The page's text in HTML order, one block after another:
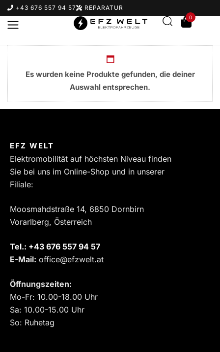
+43 676 557 94 57 REPARATUR
0
Es wurden keine Produkte gefunden, die deiner
Auswahl entsprechen.
EFZ WELT
Elektromobilität auf höchsten Niveau finden
Sie bei uns im Online-Shop und in unserer
Filiale:
Moosmahdstraße 14, 6850 Dornbirn
Vorarlberg, Österreich
Tel.: ‎+43 676 557 94 57
E-Mail: office@efzwelt.at
Öffnungszeiten:
Mo-Fr: 10.00-18.00 Uhr
Sa: 10.00-15.00 Uhr
So: Ruhetag